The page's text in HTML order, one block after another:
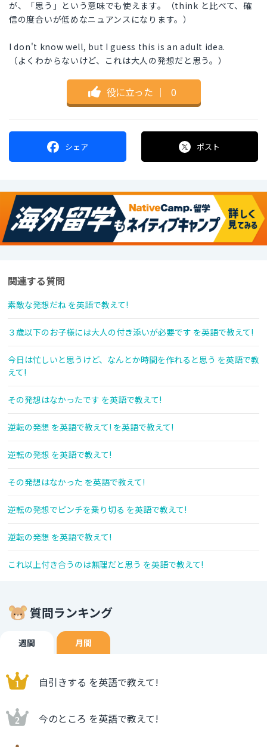
が、「思う」という意味でも使えます。（think と比べて、確
信の度合いが低めなニュアンスになります。）
I don't know well, but I guess this is an adult idea.
（よくわからないけど、これは大人の発想だと思う。）
役に立った ｜ 0
シェア ポスト
関連する質問
素敵な発想だね を英語で教えて!
３歳以下のお子様には大人の付き添いが必要です を英語で教えて!
今日は忙しいと思うけど、なんとか時間を作れると思う を英語で教
えて!
その発想はなかったです を英語で教えて!
逆転の発想 を英語で教えて! を英語で教えて!
逆転の発想 を英語で教えて!
その発想はなかった を英語で教えて!
逆転の発想でピンチを乗り切る を英語で教えて!
逆転の発想 を英語で教えて!
これ以上付き合うのは無理だと思う を英語で教えて!
質問ランキング
週間 月間
自引きする を英語で教えて!
今のところ を英語で教えて!